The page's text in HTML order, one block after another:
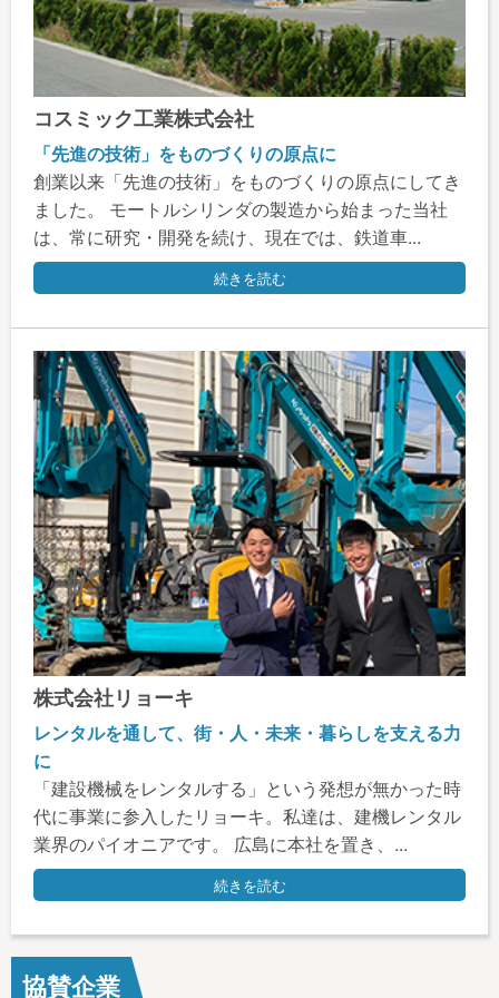
コスミック工業株式会社
「先進の技術」をものづくりの原点に
創業以来「先進の技術」をものづくりの原点にしてき
ました。 モートルシリンダの製造から始まった当社
は、常に研究・開発を続け、現在では、鉄道車...
続きを読む
株式会社リョーキ
レンタルを通して、街・人・未来・暮らしを支える力
に
「建設機械をレンタルする」という発想が無かった時
代に事業に参入したリョーキ。私達は、建機レンタル
業界のパイオニアです。 広島に本社を置き、...
続きを読む
協賛企業